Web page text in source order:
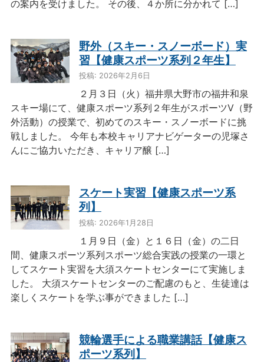
の案内を受けました。 その後、４か所に分かれて […]
野外（スキー・スノーボード）実
習【健康スポーツ系列２年生】
投稿: 2026年2月6日
２月３日（火）福井県大野市の福井和泉
スキー場にて、健康スポーツ系列２年生がスポーツⅤ（野
外活動）の授業で、初めてのスキー・スノーボードに挑
戦しました。 今年も本校キャリアナビゲーターの児塚さ
んにご協力いただき、キャリア醸 […]
スケート実習【健康スポーツ系
列】
投稿: 2026年1月28日
１月９日（金）と１６日（金）の二日
間、健康スポーツ系列スポーツ総合実践の授業の一環と
してスケート実習を大須スケートセンターにて実施しま
した。 大須スケートセンターのご配慮のもと、生徒達は
楽しくスケートを学ぶ事ができました […]
競輪選手による職業講話【健康ス
ポーツ系列】